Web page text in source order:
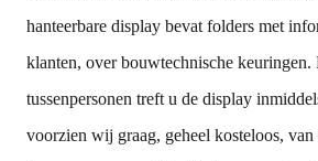
hanteerbare display bevat folders met
klanten, over bouwtechnische keuringen.
tussenpersonen treft u de display
voorzien wij graag, geheel kosteloos,